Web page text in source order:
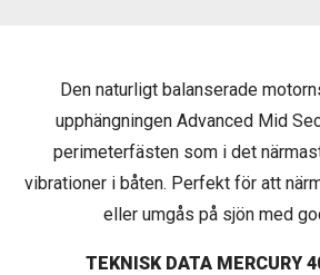
Den naturligt balanserade
upphängningen Advanced Mid
perimeterfästen som i det
vibrationer i båten. Perfekt för att
eller umgås på sjön med
TEKNISK DATA MERCURY